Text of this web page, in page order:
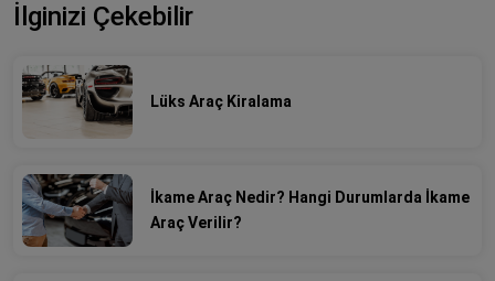
İlginizi Çekebilir
Lüks Araç Kiralama
İkame Araç Nedir? Hangi Durumlarda İkame
Araç Verilir?